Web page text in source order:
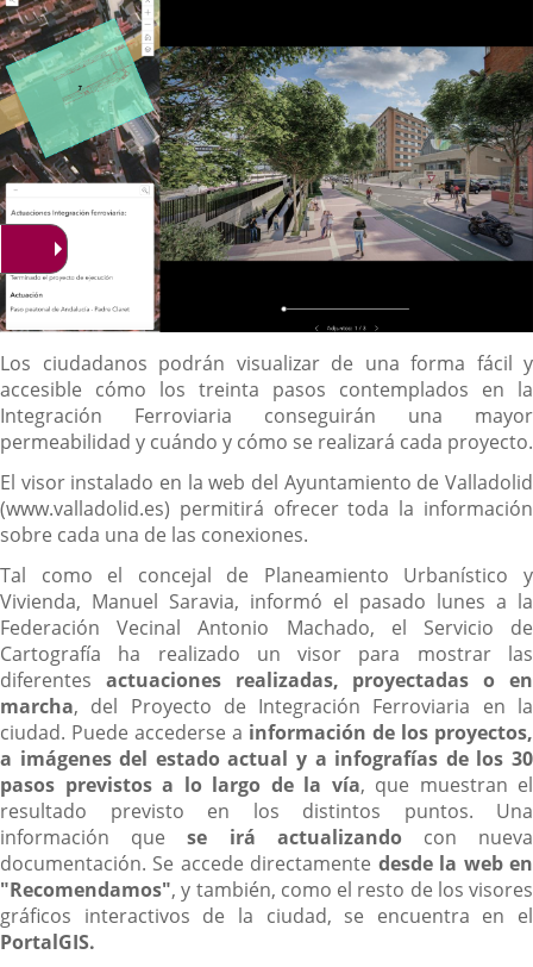
Descripción
Los ciudadanos podrán visualizar de una forma fácil y
accesible cómo los treinta pasos contemplados en la
Integración Ferroviaria conseguirán una mayor
permeabilidad y cuándo y cómo se realizará cada proyecto.
El visor instalado en la web del Ayuntamiento de Valladolid
(www.valladolid.es) permitirá ofrecer toda la información
sobre cada una de las conexiones.
Tal como el concejal de Planeamiento Urbanístico y
Vivienda, Manuel Saravia, informó el pasado lunes a la
Federación Vecinal Antonio Machado, el Servicio de
Cartografía ha realizado un visor para mostrar las
diferentes actuaciones realizadas, proyectadas o en
marcha, del Proyecto de Integración Ferroviaria en la
ciudad. Puede accederse a información de los proyectos,
a imágenes del estado actual y a infografías de los 30
pasos previstos a lo largo de la vía, que muestran el
resultado previsto en los distintos puntos. Una
información quese irá actualizandocon nueva
documentación. Se accede directamente desde la web en
"Recomendamos", y también, como el resto de los visores
gráficos interactivos de la ciudad, se encuentra en el
PortalGIS.